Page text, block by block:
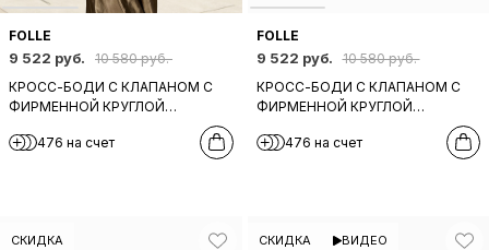
FOLLE
9 522 руб.
10 580 руб.
КРОСС-БОДИ C КЛАПАНОМ С
ФИРМЕННОЙ КРУГЛОЙ
ТКАНЕВЫМ РЕМНЕМ ОТ FOLLE В
476 на счет
FOLLE
9 522 руб.
10 580 руб.
КРОСС-БОДИ C КЛАПАНОМ С
ФИРМЕННОЙ КРУГЛОЙ
ТКАНЕВЫМ РЕМНЕМ ОТ FOLLE В
476 на счет
СКИДКА СКИДКА ВИДЕО